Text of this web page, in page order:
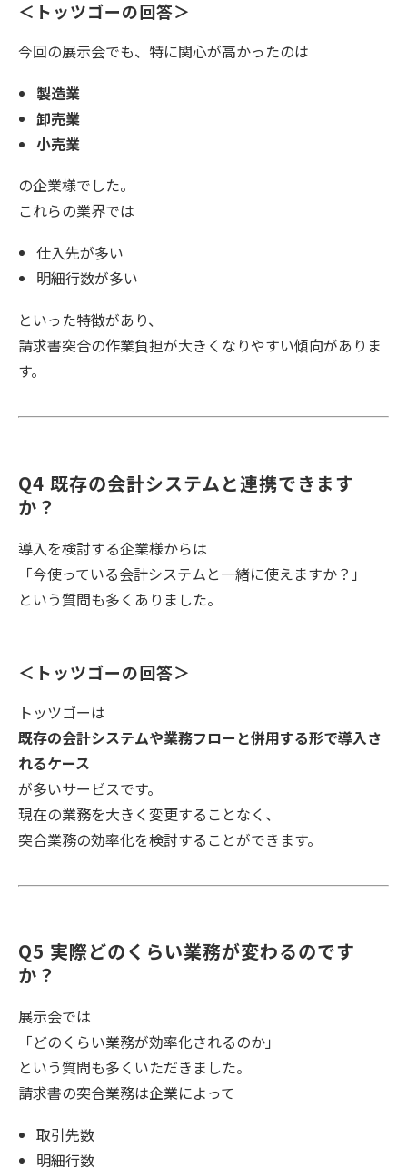
＜トッツゴーの回答＞
今回の展示会でも、特に関心が高かったのは
製造業
卸売業
小売業
の企業様でした。
これらの業界では
仕入先が多い
明細行数が多い
といった特徴があり、
請求書突合の作業負担が大きくなりやすい傾向がありま
す。
Q4 既存の会計システムと連携できます
か？
導入を検討する企業様からは
「今使っている会計システムと一緒に使えますか？」
という質問も多くありました。
＜トッツゴーの回答＞
トッツゴーは
既存の会計システムや業務フローと併用する形で導入さ
れるケース
が多いサービスです。
現在の業務を大きく変更することなく、
突合業務の効率化を検討することができます。
Q5 実際どのくらい業務が変わるのです
か？
展示会では
「どのくらい業務が効率化されるのか」
という質問も多くいただきました。
請求書の突合業務は企業によって
取引先数
明細行数